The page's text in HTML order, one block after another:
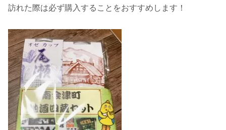
訪れた際は必ず購入することをおすすめします！